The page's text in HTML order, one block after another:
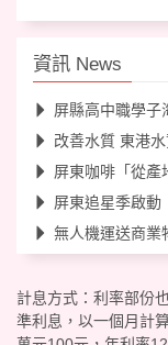
資訊 News
屏縣高中職學子
改善水質 東港
屏東咖啡「從產
屏東追星季啟動
無人機運送商業
計息方式：利率部份
準利息，以一個月計